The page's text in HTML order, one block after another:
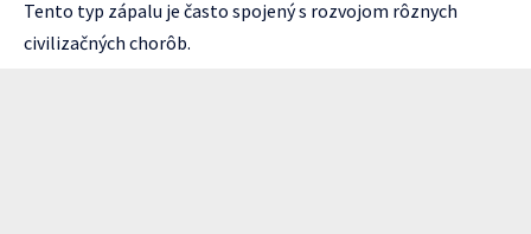
Tento typ zápalu je často spojený s rozvojom rôznych
civilizačných chorôb.